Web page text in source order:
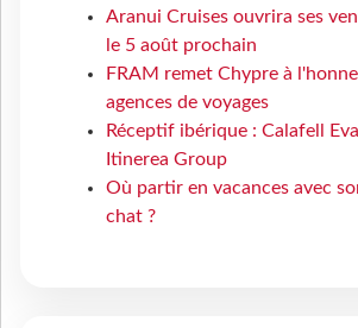
Aranui Cruises ouvrira ses
le 5 août prochain
FRAM remet Chypre à
agences de voyages
Réceptif ibérique : Calafell
Itinerea Group
Où partir en vacances avec
chat ?